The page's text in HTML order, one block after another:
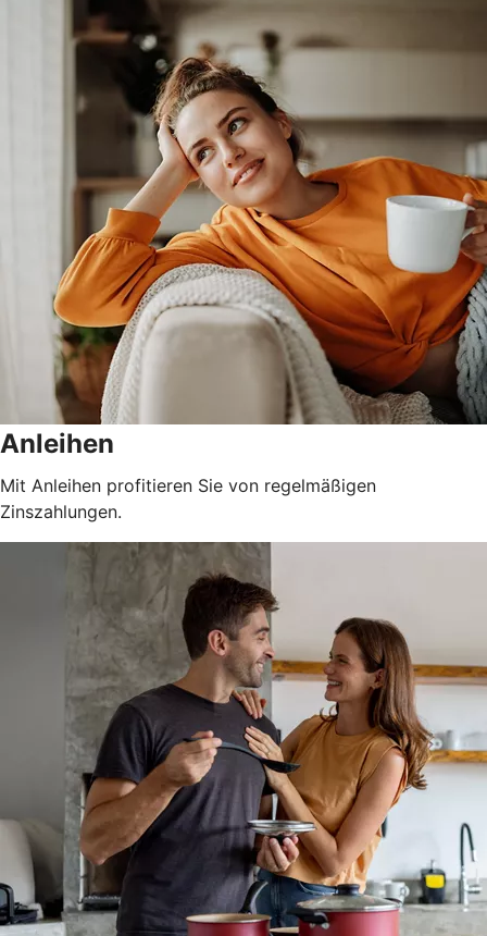
Anleihen
Mit Anleihen profitieren Sie von regelmäßigen
Zinszahlungen.